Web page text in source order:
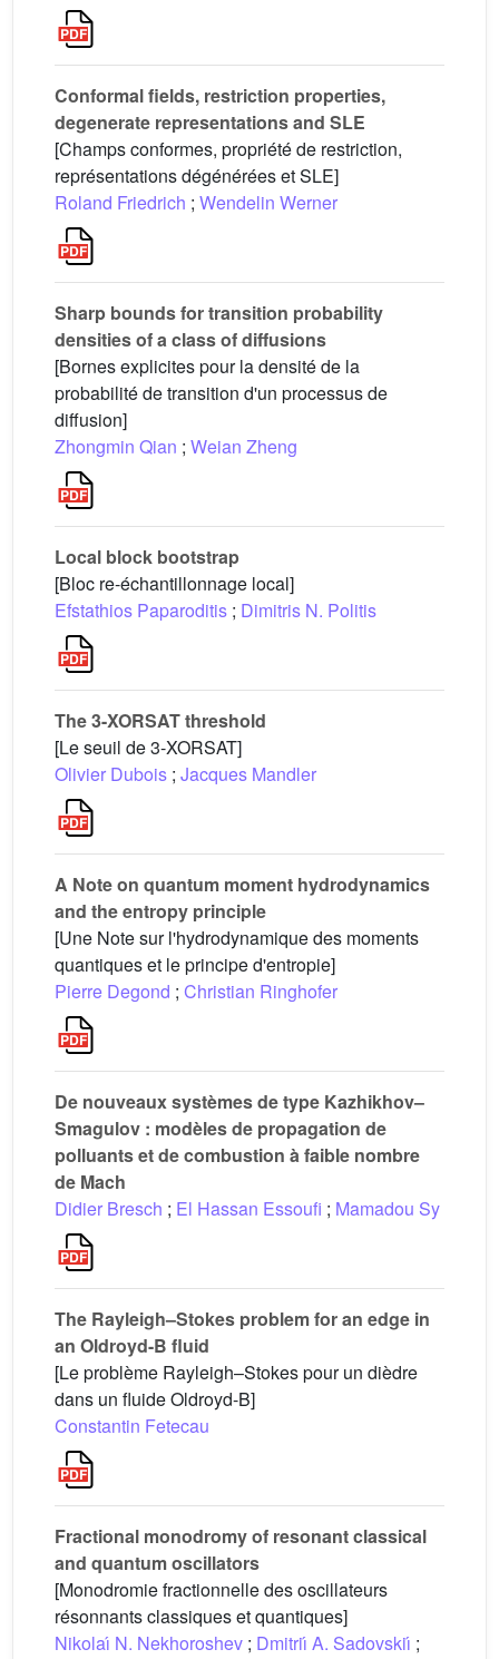
Conformal fields, restriction properties,
degenerate representations and SLE
[Champs conformes, propriété de restriction,
représentations dégénérées et SLE]
Roland Friedrich ; Wendelin Werner
Sharp bounds for transition probability
densities of a class of diffusions
[Bornes explicites pour la densité de la
probabilité de transition d'un processus de
diffusion]
Zhongmin Qian ; Weian Zheng
Local block bootstrap
[Bloc re-échantillonnage local]
Efstathios Paparoditis ; Dimitris N. Politis
The 3-XORSAT threshold
[Le seuil de 3-XORSAT]
Olivier Dubois ; Jacques Mandler
A Note on quantum moment hydrodynamics
and the entropy principle
[Une Note sur l'hydrodynamique des moments
quantiques et le principe d'entropie]
Pierre Degond ; Christian Ringhofer
De nouveaux systèmes de type Kazhikhov–
Smagulov : modèles de propagation de
polluants et de combustion à faible nombre
de Mach
Didier Bresch ; El Hassan Essoufi ; Mamadou Sy
The Rayleigh–Stokes problem for an edge in
an Oldroyd-B fluid
[Le problème Rayleigh–Stokes pour un dièdre
dans un fluide Oldroyd-B]
Constantin Fetecau
Fractional monodromy of resonant classical
and quantum oscillators
[Monodromie fractionnelle des oscillateurs
résonnants classiques et quantiques]
Nikolaı́ N. Nekhoroshev ; Dmitriı́ A. Sadovskiı́ ;